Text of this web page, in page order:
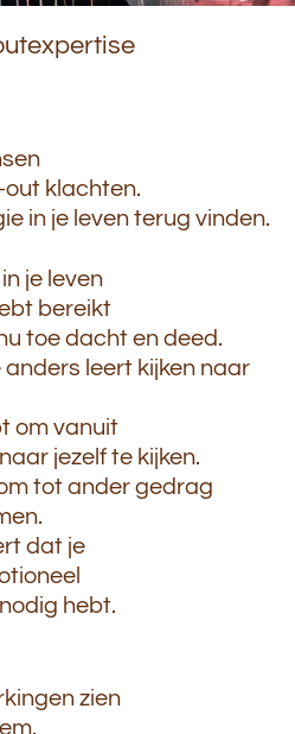
klachten.
in je leven terug vinden.
je leven
bereikt
toe dacht en deed.
leert kijken naar
om vanuit
jezelf te kijken.
tot ander gedrag
dat je
hebt.
zien